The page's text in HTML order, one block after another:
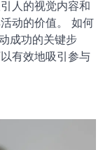
活动内容时，应
讲座、互动问
动内容具有吸引
如，可以设置奖
加互动性。 推广
，提前几周开始
人的视觉内容和